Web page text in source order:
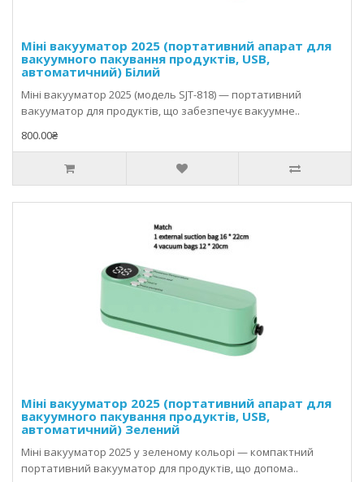
Міні вакууматор 2025 (портативний апарат для
вакуумного пакування продуктів, USB,
автоматичний) Білий
Міні вакууматор 2025 (модель SJT-818) — портативний
вакууматор для продуктів, що забезпечує вакуумне..
800.00₴
Міні вакууматор 2025 (портативний апарат для
вакуумного пакування продуктів, USB,
автоматичний) Зелений
Міні вакууматор 2025 у зеленому кольорі — компактний
портативний вакууматор для продуктів, що допома..